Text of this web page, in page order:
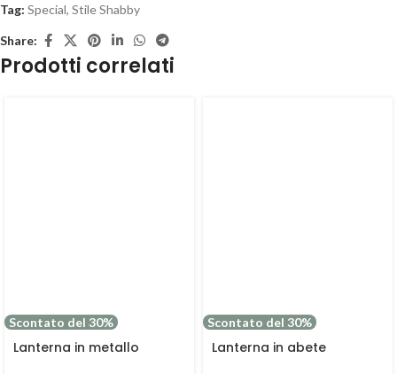
Tag: Special, Stile Shabby
Share:
Prodotti correlati
Scontato del 30%
Lanterna in metallo
Scontato del 30%
Lanterna in abete